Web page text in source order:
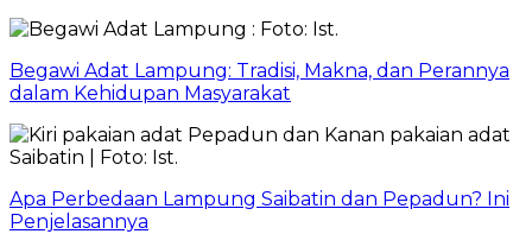
Begawi Adat Lampung: Tradisi, Makna, dan Perannya
dalam Kehidupan Masyarakat
Apa Perbedaan Lampung Saibatin dan Pepadun? Ini
Penjelasannya